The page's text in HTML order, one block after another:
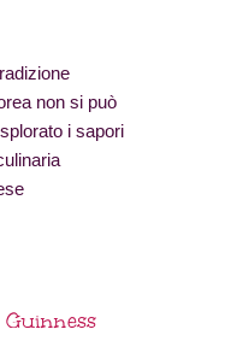
non si può
i sapori
con una